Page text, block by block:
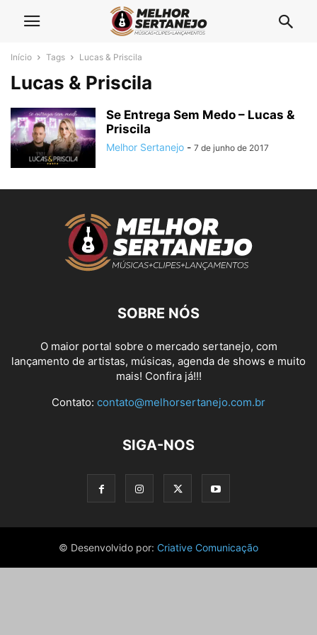
Início Tags Lucas & Priscila
Lucas & Priscila
Se Entrega Sem Medo – Lucas &
Priscila
Melhor Sertanejo - 7 de junho de 2017
SOBRE NÓS
O maior portal sobre o mercado sertanejo, com
lançamento de artistas, músicas, agenda de shows e muito
mais! Confira já!!!
Contato: contato@melhorsertanejo.com.br
SIGA-NOS
© Desenvolvido por: Criative Comunicação